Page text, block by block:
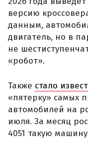
версию
данным,
двигатель, но в
не
«робот».
Также стало
«пятерку» самых
автомобилей на
июля. За месяц
4051 такую